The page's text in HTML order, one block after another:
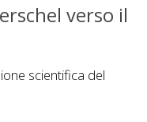
verso il
scientifica del